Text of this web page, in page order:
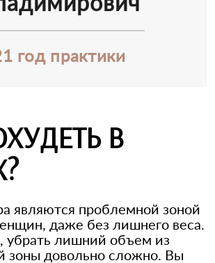
год практики
В
являются проблемной зоной
даже без лишнего веса.
лишний объем из
зоны довольно сложно. Вы